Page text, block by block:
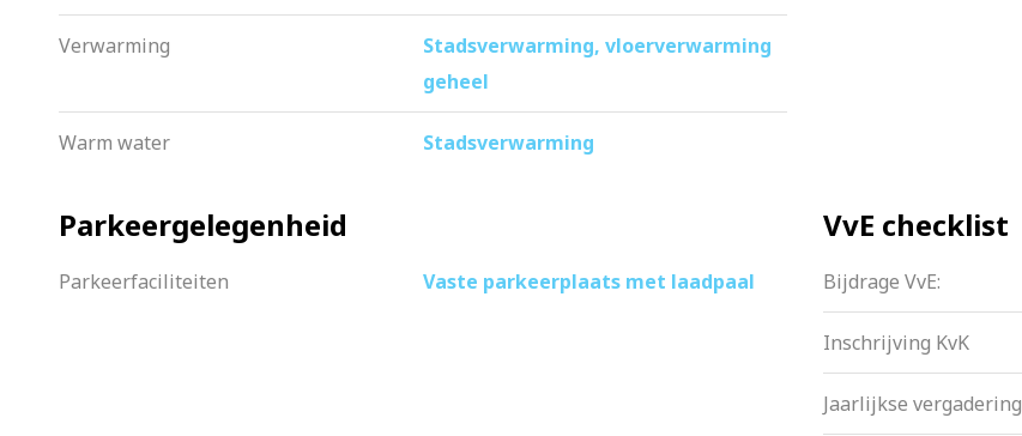
Verwarming
Stadsverwarming, vloerverwarming
geheel
Warm water Stadsverwarming
Parkeergelegenheid
Parkeerfaciliteiten Vaste parkeerplaats met laadpaal
VvE checklist
Bijdrage VvE:
Inschrijving KvK
Jaarlijkse vergadering